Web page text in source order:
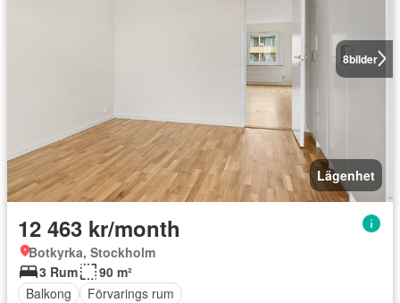
8bilder
Lägenhet
12 463 kr/month
Botkyrka, Stockholm
3 Rum
90 m²
Balkong
Förvarings rum